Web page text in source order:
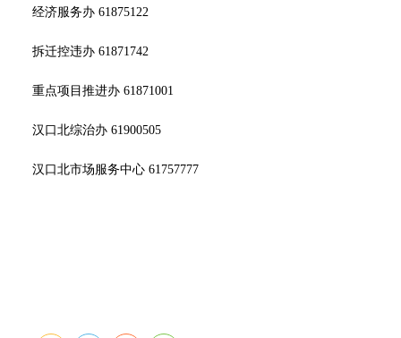
经济服务办 61875122
拆迁控违办 61871742
重点项目推进办 61871001
汉口北综治办 61900505
汉口北市场服务中心 61757777